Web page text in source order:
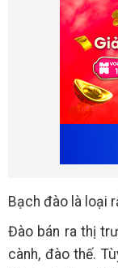
Bạch đào là loại
Đào bán ra thị
cành, đào thế.